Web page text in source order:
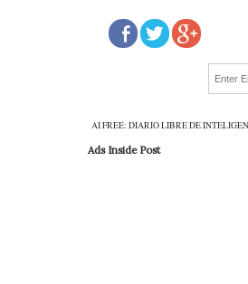
AI FREE: DIARIO LIBRE DE
Ads Inside Post